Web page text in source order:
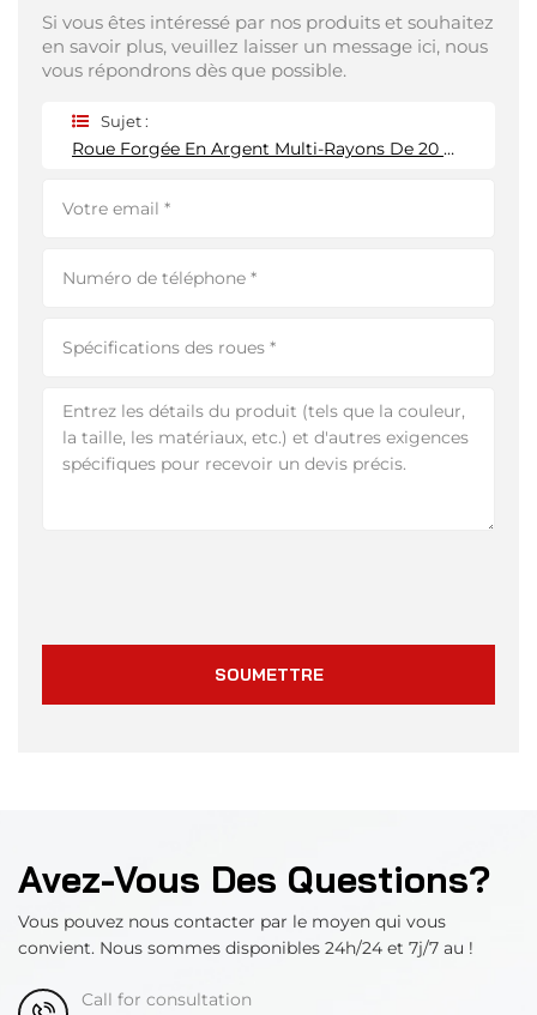
Si vous êtes intéressé par nos produits et souhaitez
en savoir plus, veuillez laisser un message ici, nous
vous répondrons dès que possible.
Sujet :
Roue Forgée En Argent Multi-Rayons De 20 Pouces 4*114,3 Mm
SOUMETTRE
Avez-Vous Des Questions?
Vous pouvez nous contacter par le moyen qui vous
convient. Nous sommes disponibles 24h/24 et 7j/7 au !
Call for consultation